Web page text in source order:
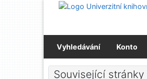
Přejít na obsah
Vyhledávání Konto
Související stránky